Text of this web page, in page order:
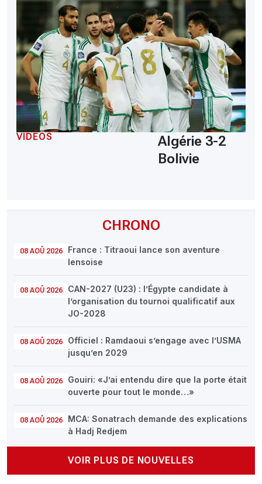
CHRONO
08 AOÛ 2026
France : Titraoui lance son aventure
lensoise
08 AOÛ 2026
CAN-2027 (U23) : l’Égypte candidate à
l’organisation du tournoi qualificatif aux
JO-2028
08 AOÛ 2026
Officiel : Ramdaoui s’engage avec l’USMA
jusqu’en 2029
08 AOÛ 2026
Gouiri: «J’ai entendu dire que la porte était
ouverte pour tout le monde…»
08 AOÛ 2026
MCA: Sonatrach demande des explications
à Hadj Redjem
VOIR PLUS DE NOUVELLES
VIDÉOS
Algérie 3-2
Bolivie